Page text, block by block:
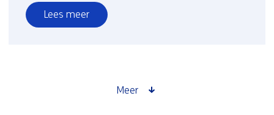
Lees meer
over
funderingsproblematiek
Meer